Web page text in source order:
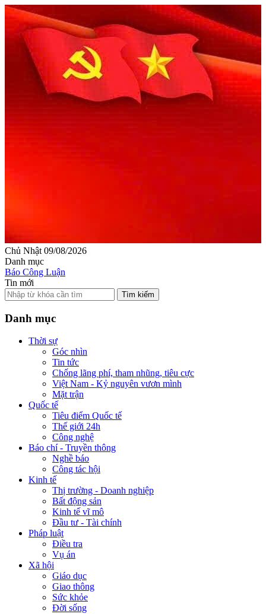
Chủ Nhật 09/08/2026
Danh mục
Báo Công Luận
Tin mới
Tìm kiếm
Danh mục
Thời sự
Góc nhìn
Tin tức
Chống lãng phí, tham nhũng, tiêu cực
Việt Nam - Kỷ nguyên vươn mình
Mặt trận
Quốc tế
Tiêu điểm Quốc tế
Thế giới 24h
Công nghệ
Báo chí - Truyền thông
Nghề báo
Công tác hội
Kinh tế
Thị trường - Doanh nghiệp
Bất động sản
Kinh tế vĩ mô
Đầu tư - Tài chính
Pháp luật
Điều tra
Vụ án
Xã hội
Giáo dục
Giao thông
Sức khỏe
Đời sống